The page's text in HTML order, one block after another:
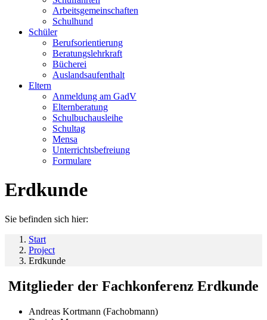
Arbeitsgemeinschaften
Schulhund
Schüler
Berufsorientierung
Beratungslehrkraft
Bücherei
Auslandsaufenthalt
Eltern
Anmeldung am GadV
Elternberatung
Schulbuchausleihe
Schultag
Mensa
Unterrichtsbefreiung
Formulare
Erdkunde
Sie befinden sich hier:
Start
Project
Erdkunde
Mitglieder der Fachkonferenz Erdkunde
Andreas Kortmann (Fachobmann)